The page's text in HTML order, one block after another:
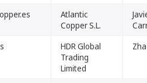
Atlantic
Copper S.L.
HDR Global
Trading
Limited